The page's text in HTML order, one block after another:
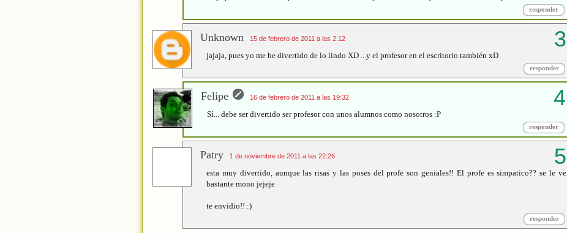
responder
Unknown 15 de febrero de 2011 a las 2:12
jajaja, pues yo me he divertido de lo lindo XD ...y el profesor en el escritorio también xD
responder
Felipe 16 de febrero de 2011 a las 19:32
Sí... debe ser divertido ser profesor con unos alumnos como nosotros :P
responder
Patry 1 de noviembre de 2011 a las 22:26
esta muy divertido, aunque las risas y las poses del profe son geniales!! El profe es simpatico?? se le ve
bastante mono jejeje
te envidio!! :)
responder